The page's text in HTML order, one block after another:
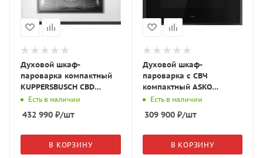
Духовой шкаф-
пароварка компактный
KUPPERSBUSCH CBD
6550.0 W5 белое
стекло/Black Velvet
Есть в наличии
432 990 ₽/шт
В КОРЗИНУ
Духовой шкаф-
пароварка с СВЧ
компактный ASKO
OCSM64BSH Series 6, 5-
в-1, Black Steel, 745641
Есть в наличии
309 900₽/шт
В КОРЗИНУ